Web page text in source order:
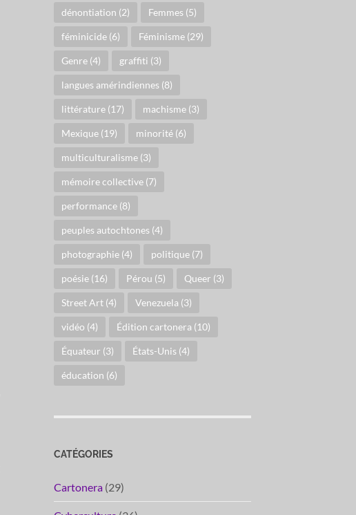
dénontiation (2) Femmes (5)
féminicide (6) Féminisme (29)
Genre (4) graffiti (3)
langues amérindiennes (8)
littérature (17) machisme (3)
Mexique (19) minorité (6)
multiculturalisme (3)
mémoire collective (7)
performance (8)
peuples autochtones (4)
photographie (4) politique (7)
poésie (16) Pérou (5) Queer (3)
Street Art (4) Venezuela (3)
vidéo (4) Édition cartonera (10)
Équateur (3) États-Unis (4)
éducation (6)
CATÉGORIES
Cartonera (29)